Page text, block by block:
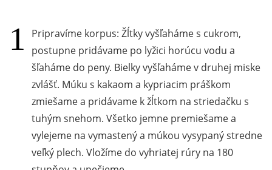
Pripravíme korpus: Žĺtky vyšľaháme s cukrom,
postupne pridávame po lyžici horúcu vodu a
šľaháme do peny. Bielky vyšľaháme v druhej miske
zvlášť. Múku s kakaom a kypriacim práškom
zmiešame a pridávame k žĺtkom na striedačku s
tuhým snehom. Všetko jemne premiešame a
vylejeme na vymastený a múkou vysypaný stredne
veľký plech. Vložíme do vyhriatej rúry na 180